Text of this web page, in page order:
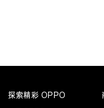
探索精彩 OPPO